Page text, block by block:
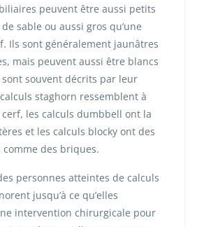
peuvent être aussi petits
sable ou aussi gros qu’une
Ils sont généralement jaunâtres
mais peuvent aussi être blancs
souvent décrits par leur
staghorn ressemblent à
les calculs dumbbell ont la
et les calculs blocky ont des
comme des briques.
personnes atteintes de calculs
jusqu’à ce qu’elles
intervention chirurgicale pour